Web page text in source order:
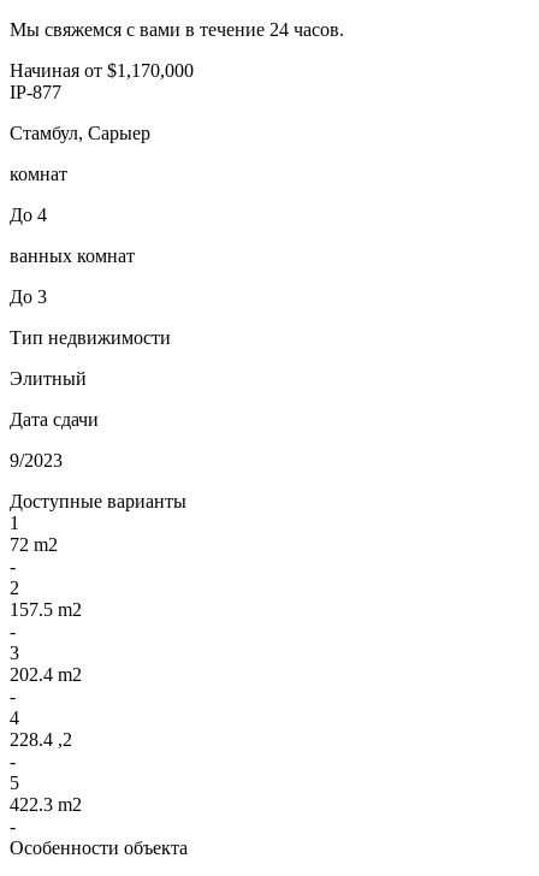
Мы свяжемся с вами в течение 24 часов.
Начиная от $1,170,000
IP-877
Стамбул, Сарыер
комнат
До 4
ванных комнат
До 3
Тип недвижимости
Элитный
Дата сдачи
9/2023
Доступные варианты
1
72 m2
-
2
157.5 m2
-
3
202.4 m2
-
4
228.4 ,2
-
5
422.3 m2
-
Особенности объекта